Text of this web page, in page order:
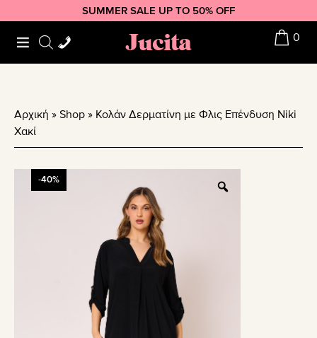
to
primary
to
main
to
footer
SUMMER SALE UP TO 50% OFF
Jucita 0
Αρχική » Shop » Κολάν Δερματίνη με Φλις Επένδυση Niki
Χακί
-40%